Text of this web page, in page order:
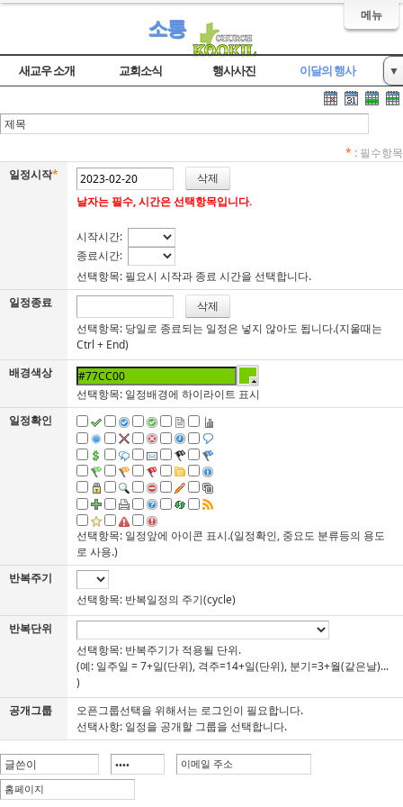
메뉴
소통
새교우 소개 교회소식 행사사진 이달의 행사 ▼
* : 필수항목
일정시작*
날자는 필수, 시간은 선택항목입니다.
시작시간:
종료시간:
선택항목: 필요시 시작과 종료 시간을 선택합니다.
일정종료
선택항목: 당일로 종료되는 일정은 넣지 않아도 됩니다.(지울때는
Ctrl + End)
배경색상
선택항목: 일정배경에 하이라이트 표시
일정확인
선택항목: 일정앞에 아이콘 표시.(일정확인, 중요도 분류등의 용도
로 사용.)
반복주기
선택항목: 반복일정의 주기(cycle)
반복단위
선택항목: 반복주기가 적용될 단위.
(예: 일주일 = 7+일(단위), 격주=14+일(단위), 분기=3+월(같은날)...
)
공개그룹
오픈그룹선택을 위해서는 로그인이 필요합니다.
선택사항: 일정을 공개할 그룹을 선택합니다.